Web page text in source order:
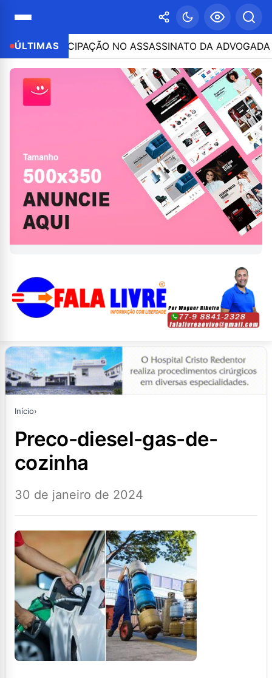
ÚLTIMAS
PARTICIPAÇÃO NO ASSASSINATO DA ADVOGADA
Início›
preco-diesel-gas-de-
cozinha
30 de janeiro de 2024